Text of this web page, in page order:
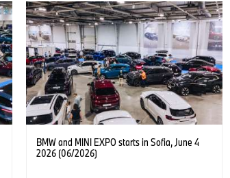
BMW and MINI EXPO starts in Sofia, June 4
2026 (06/2026)